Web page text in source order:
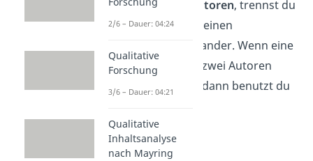
Beimehr als zwei Autoren, trennst du
deren Namen durch einen
voneinander. Wenn eine
Quelle von mehr als zwei Autoren
geschrieben wurde, dann benutzt du
2/6 – Dauer: 04:24
Qualitative
Forschung
3/6 – Dauer: 04:21
Qualitative
Inhaltsanalyse
nach Mayring